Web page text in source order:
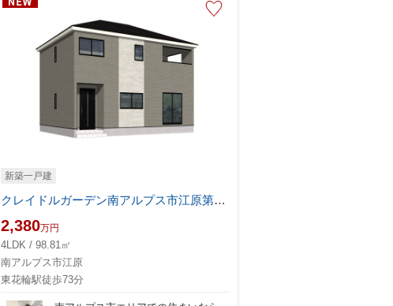
新築一戸建
クレイドルガーデン南アルプス市江原第2 2号棟
2,380万円
4LDK / 98.81㎡
南アルプス市江原
東花輪駅徒歩73分